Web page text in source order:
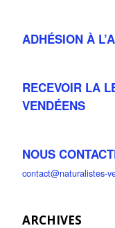
ADHÉSION À
RECEVOIR LA
VENDÉENS
NOUS
contact@naturalistes-
ARCHIVES